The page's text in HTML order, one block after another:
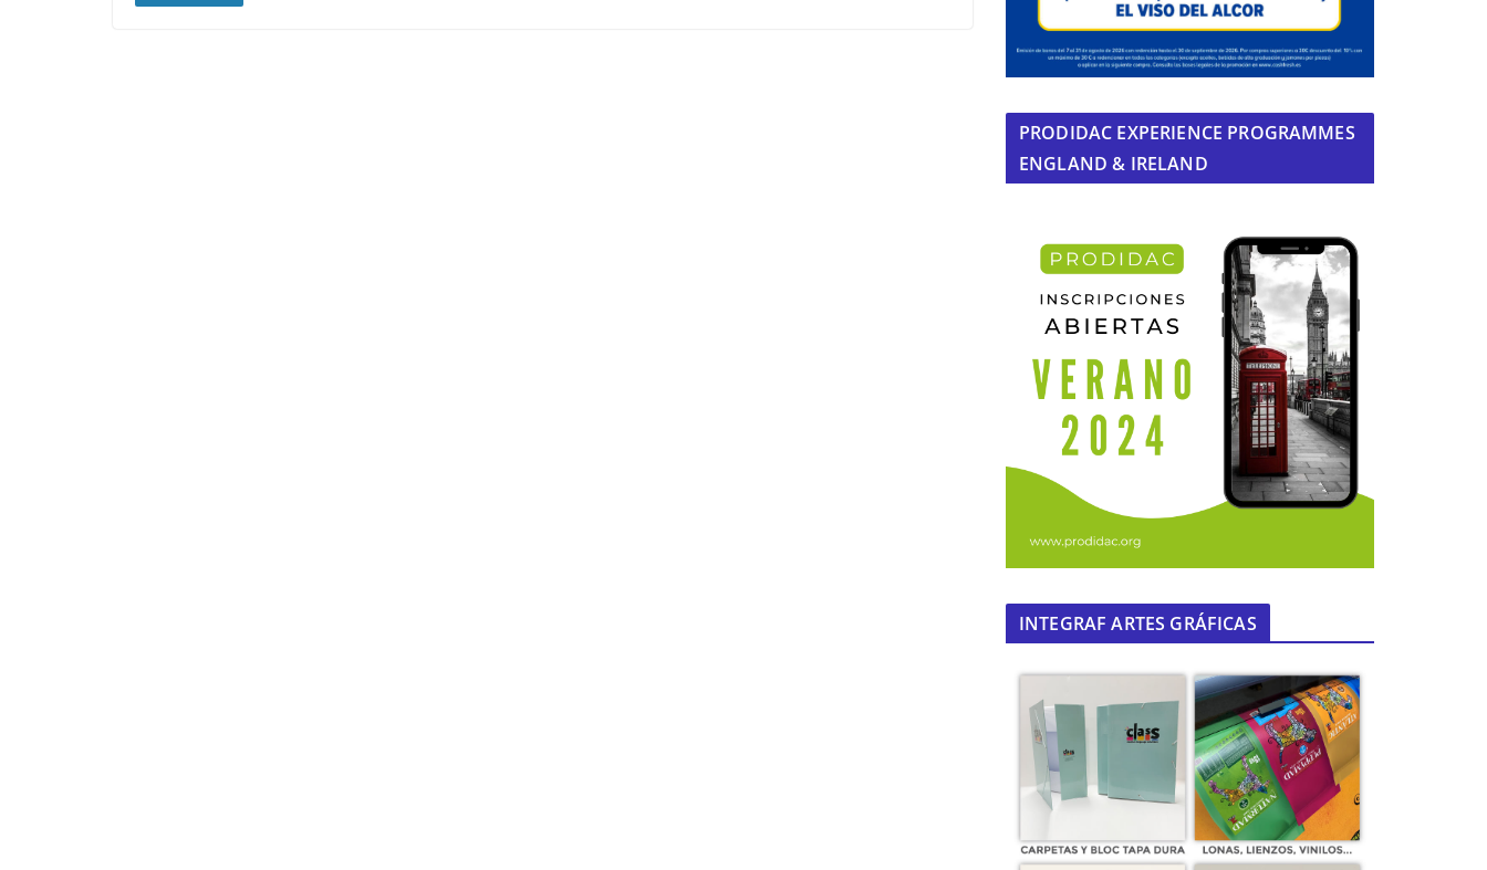
PRODIDAC EXPERIENCE PROGRAMMES
ENGLAND & IRELAND
INTEGRAF ARTES GRÁFICAS